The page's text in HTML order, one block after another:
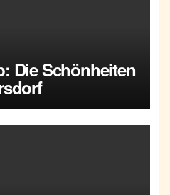
Die Schönheiten